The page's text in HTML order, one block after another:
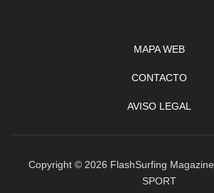
MAPA WEB
CONTACTO
AVISO LEGAL
Copyright © 2026 FlashSurfing
SPORT